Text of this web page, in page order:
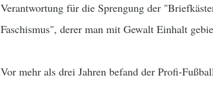
Verantwortung für die Sprengung der
Faschismus", derer man mit Gewalt Einhalt
Vor mehr als drei Jahren befand der Profi-